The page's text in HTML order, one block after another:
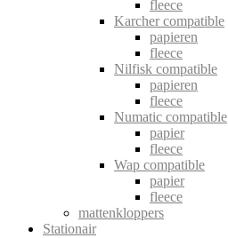
fleece
Karcher compatible
papieren
fleece
Nilfisk compatible
papieren
fleece
Numatic compatible
papier
fleece
Wap compatible
papier
fleece
mattenkloppers
Stationair